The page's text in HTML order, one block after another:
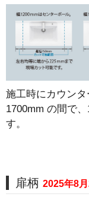
施工時にカウン
1700mm の間で
す。
扉柄 2025年8